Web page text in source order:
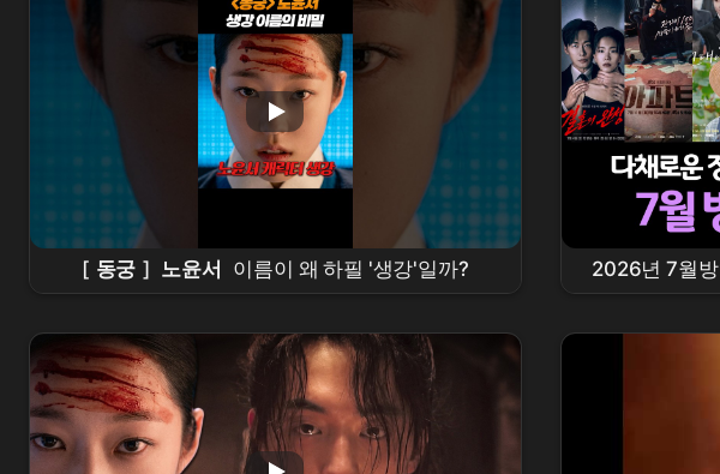
[ 동궁 ] 노윤서 이름이 왜 하필 '생강'일까? 2026년 7월
결혼의완성,